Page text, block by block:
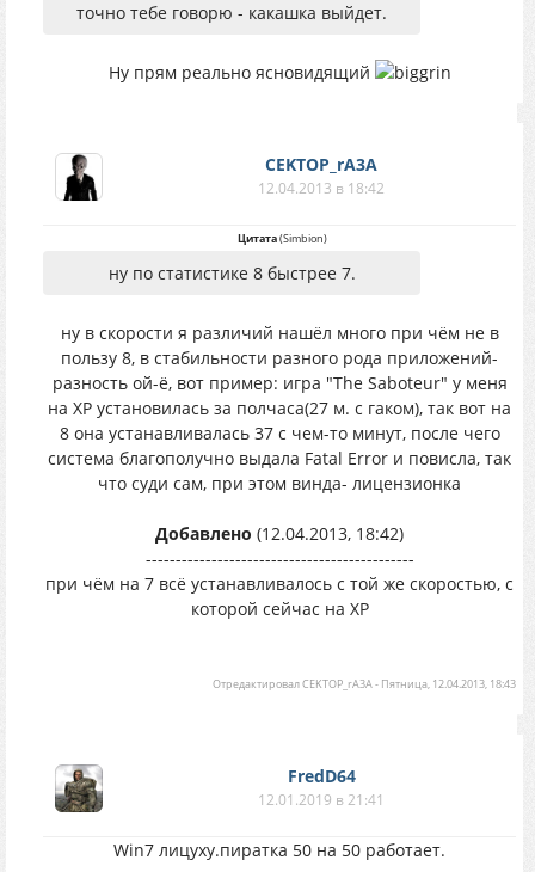
точно тебе говорю - какашка выйдет.
Ну прям реально ясновидящий
CEKTOP_rA3A
12.04.2013 в 18:42
Цитата(Simbion)
ну по статистике 8 быстрее 7.
ну в скорости я различий нашёл много при чём не в
пользу 8, в стабильности разного рода приложений-
разность ой-ё, вот пример: игра "The Saboteur" у меня
на ХР установилась за полчаса(27 м. с гаком), так вот на
8 она устанавливалась 37 с чем-то минут, после чего
система благополучно выдала Fatal Error и повисла, так
что суди сам, при этом винда- лицензионка
Добавлено (12.04.2013, 18:42)
---------------------------------------------
при чём на 7 всё устанавливалось с той же скоростью, с
которой сейчас на ХР
ОтредактировалCEKTOP_rA3A- Пятница, 12.04.2013, 18:43
FredD64
12.01.2019 в 21:41
Win7 лицуху.пиратка 50 на 50 работает.